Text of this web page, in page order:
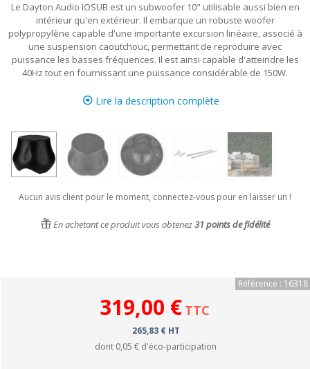
Le Dayton Audio IOSUB est un subwoofer 10" utilisable aussi bien en
intérieur qu'en extérieur. Il embarque un robuste woofer
polypropylène capable d'une importante excursion linéaire, associé à
une suspension caoutchouc, permettant de reproduire avec
puissance les basses fréquences. Il est ainsi capable d'atteindre les
40Hz tout en fournissant une puissance considérable de 150W.
Lire la description complète
Aucun avis client pour le moment, connectez-vous pour en laisser un !
En achetant ce produit vous obtenez31 points de fidélité
Référence : 16318
319,00 € TTC
265,83 € HT
dont 0,05 € d'éco-participation